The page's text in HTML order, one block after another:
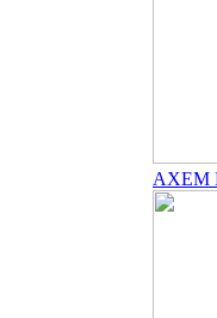
AXEM